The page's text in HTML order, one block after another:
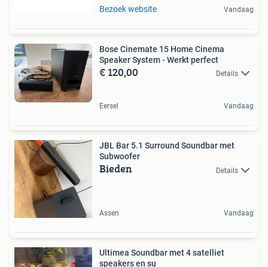
Bezoek website Vandaag
Bose Cinemate 15 Home Cinema
Speaker System - Werkt perfect
€ 120,00 Details
Eersel Vandaag
JBL Bar 5.1 Surround Soundbar met
Subwoofer
Bieden Details
Assen Vandaag
Ultimea Soundbar met 4 satelliet
speakers en su